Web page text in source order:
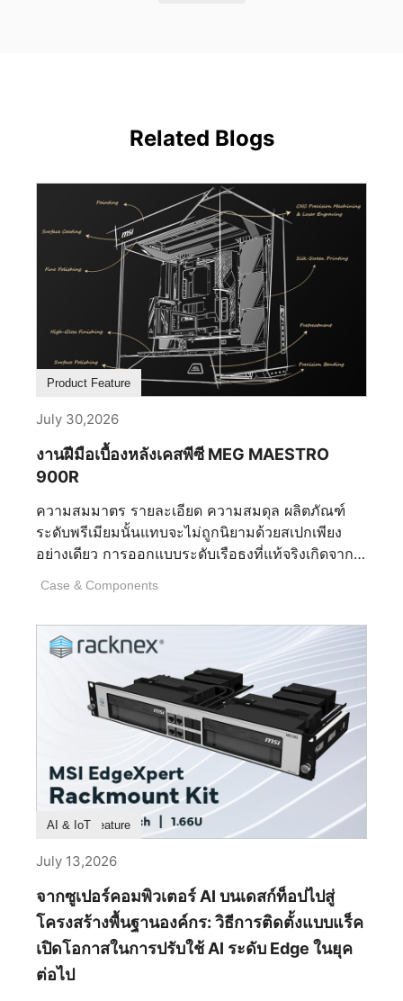
Related Blogs
Product Feature
July 30,2026
งานฝีมือเบื้องหลังเคสพีซี MEG MAESTRO
900R
ความสมมาตร รายละเอียด ความสมดุล ผลิตภัณฑ์
ระดับพรีเมียมนั้นแทบจะไม่ถูกนิยามด้วยสเปกเพียง
อย่างเดียว การออกแบบระดับเรือธงที่แท้จริงเกิดจาก
ก่อนที่จะมีการติดตั้งชิ้นส่วนแรก นั่นคือการตัดสินใจ
ขัดเกลาทุกรายละเอียดจนเหลือไว้แต่สิ่งที่สมบูรณ์แบบ
ที่สุด MEG MAESTRO 900R คือตัวแทนของปรัชญา
นี้อย่างแท้จริง ในฐานะเคสระดับเรือธงของ MSI เคสนี้
ไม่ได้ถูกออกแบบมาเพื่อให้เป็นเพียงแค่ตู้อวดโฉม
ฮาร์ดแวร์ไฮเอนด์เท่านั้น แต่ถูกรังสรรค์ให้เป็นชิ้นงาน
สถาปัตยกรรมชิ้นเอก ที่ซึ่งความแม่นยำทางวิศวกรรม
และความประณีตงดงามผสานกันอย่างลงตัว ทุกๆ เส้น
สาย ทุกพื้นผิว และทุกการหักเหของแสงได้รับการ
ไตร่ตรองมาเป็นอย่างดี เพื่อสร้างสรรค์รูปทรงที่ดูเหนือ
กาลเวลามากกว่าที่จะวิ่งตามกระแส ผลลัพธ์ที่ได้จึง
เป็นมากกว่าเคสพีซีระดับพรีเมียม แต่มันคือการ
โครงสร้างและความสุนทรียภาพหลอมรวมเข้าด้วยกัน
จนแยกออกจากกันไม่ได้ จุดเริ่มต้นแห่งความสมดุลอัน
สมบูรณ์แบบ ตลอดหน้าประวัติศาสตร์ ความสมมาตร
เป็นตัวแทนของความมั่นคง ความเป็นระเบียบ
เรียบร้อย และความยั่งยืน นับตั้งแต่วสถาปัตยกรรม
Case & Components
Product Feature
AI & IoT
July 13,2026
จากซูเปอร์คอมพิวเตอร์ AI บนเดสก์ท็อปไปสู่
โครงสร้างพื้นฐานองค์กร: วิธีการติดตั้งแบบแร็ค
เปิดโอกาสในการปรับใช้ AI ระดับ Edge ในยุค
ต่อไป